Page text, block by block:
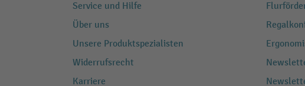
Service und Hilfe
Über uns
Unsere Produktspezialisten
Widerrufsrecht
Karriere